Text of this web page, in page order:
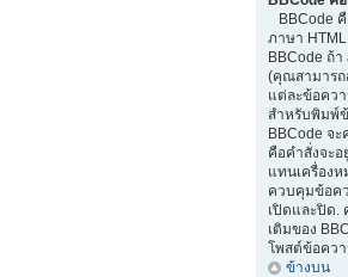
BBCode
ภาษา
BBCode ถ้
(คุณสามารถ
แต่ละข้อคว
สำหรับพิมพ์
BBCode จ
คือคำสั่งจะอ
แทนเครื่องห
ควบคุมข้อค
เปิดและปิด.
เติมของ
โพสต์ข้อคว
ข้างบน